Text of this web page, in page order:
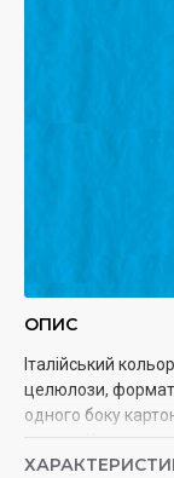
ОПИС
Італійський
целюлози, формат
одного боку
гладку.
малювання